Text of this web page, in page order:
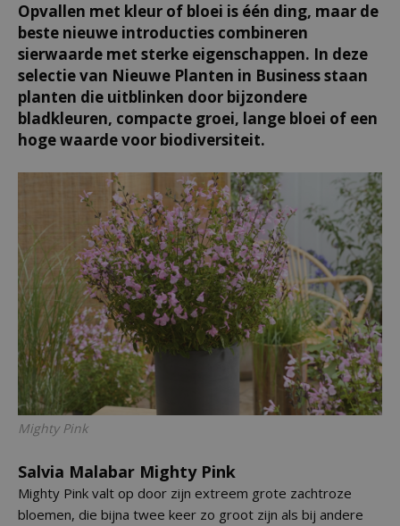
Opvallen met kleur of bloei is één ding, maar de
beste nieuwe introducties combineren
sierwaarde met sterke eigenschappen. In deze
selectie van Nieuwe Planten in Business staan
planten die uitblinken door bijzondere
bladkleuren, compacte groei, lange bloei of een
hoge waarde voor biodiversiteit.
Mighty Pink
Salvia Malabar Mighty Pink
Mighty Pink valt op door zijn extreem grote zachtroze
bloemen, die bijna twee keer zo groot zijn als bij andere